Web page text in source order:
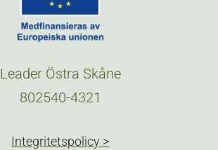
Leader Östra Skåne
802540-4321
Integritetspolicy >